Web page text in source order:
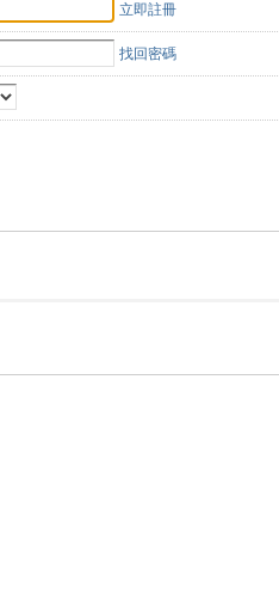
立即註冊
找回密碼